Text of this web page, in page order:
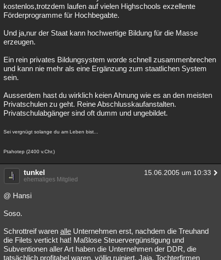
kostenlos,trotzdem laufen auf vielen Highschools exzellente
Förderprogramme für Hochbegabte.
Und ja,nur der Staat kann hochwertige Bildung für die Masse
erzeugen.
Ein rein privates Bildungsystem worde schnell zusammenbrechen
und kann nie mehr als eine Ergänzung zum staatlichen System
sein.
Ausserdem hast du wirklich keien Ahnung wie es an den meisten
Privatschulen zu geht. Reine Abschlusskaufanstalten.
Privatschulabgänger sind oft dumm und ungebildet.
Sei vergnügt solange du am Leben bist...
Ptahotep (2400 v.Chr.)
tunkel 15.06.2005 um 10:33
ehemaliges Mitglied
@ Hansi
Soso.
Schrottreif waren alle Unternehmen erst, nachdem die Treuhand
die Filets vertickt hat! Maßlose Steuervergünstigung und
Subventionen aller Art haben die Unternehmen der DDR, die
tatsächlich profitabel waren, völlig ruiniert. Jaja, Tochterfirmen